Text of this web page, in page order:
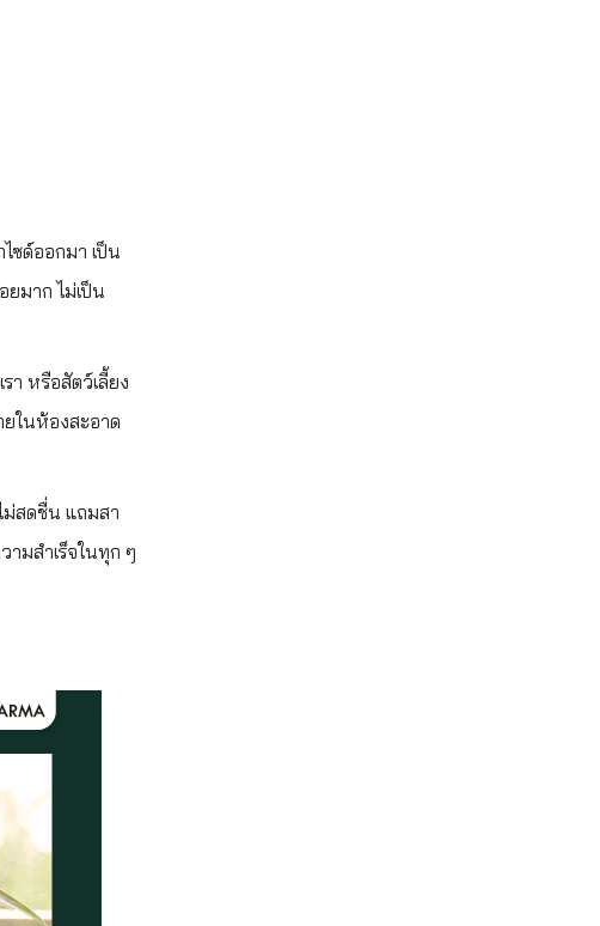
ซด์ออกมา เป็น
มาก ไม่เป็น
า หรือสัตว์เลี้ยง
ในห้องสะอาด
สดชื่น แถมสา
ามสำเร็จในทุก ๆ